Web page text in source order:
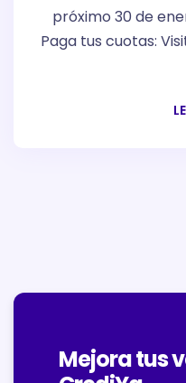
próximo 30 de
Paga tus cuotas:
Mejora tus